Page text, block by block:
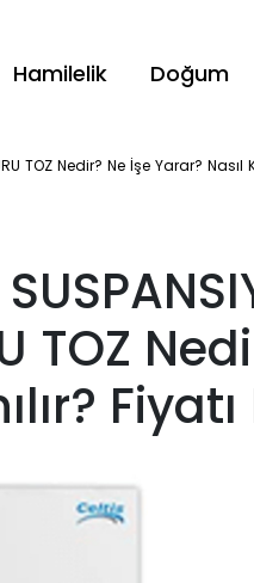
Hamilelik Doğum
TOZ Nedir? Ne İşe Yarar? Nasıl
TOZ